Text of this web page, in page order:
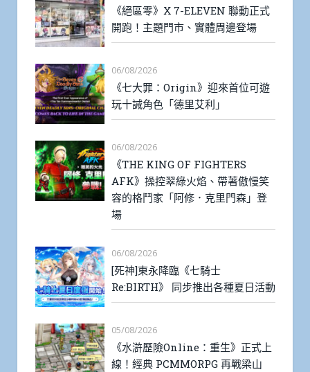
《絕區零》X 7-ELEVEN 聯動正式
開跑！主題門市、實體周邊登場
06/08/2026
《七大罪：Origin》迎來首位可遊
玩十誡角色「德里艾利」
06/08/2026
《THE KING OF FIGHTERS
AFK》操控翠綠火焰、帶著傲慢笑
容的格鬥家「阿修．克里門森」登
場
06/08/2026
[死神]東永降臨《七騎士
Re:BIRTH》 同步推出各種夏日活動
05/08/2026
《水滸歷險Online：重生》正式上
線！經典 PCMMORPG 再戰梁山